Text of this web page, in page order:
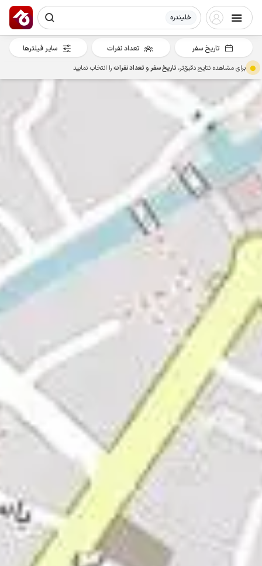
خلیندره
تاریخ سفر تعداد نفرات سایر فیلترها
برای مشاهده نتایج دقیق‌تر، تاریخ سفرو تعداد نفراترا انتخاب نمایید